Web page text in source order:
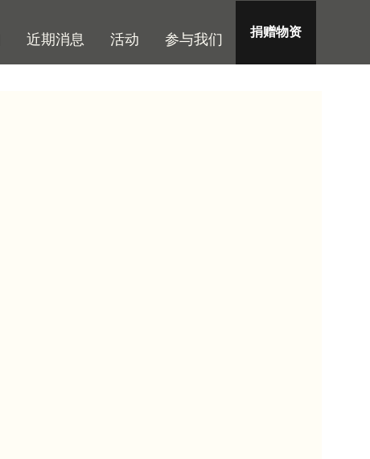
捐赠物资
近期消息 活动 参与我们